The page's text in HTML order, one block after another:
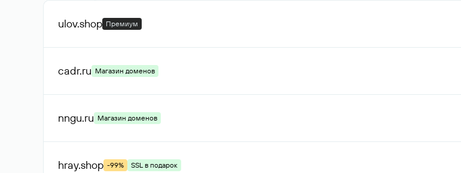
ulov.shop Премиум
cadr.ru Магазин доменов
nngu.ru Магазин доменов
hray.shop -99% SSL в подарок